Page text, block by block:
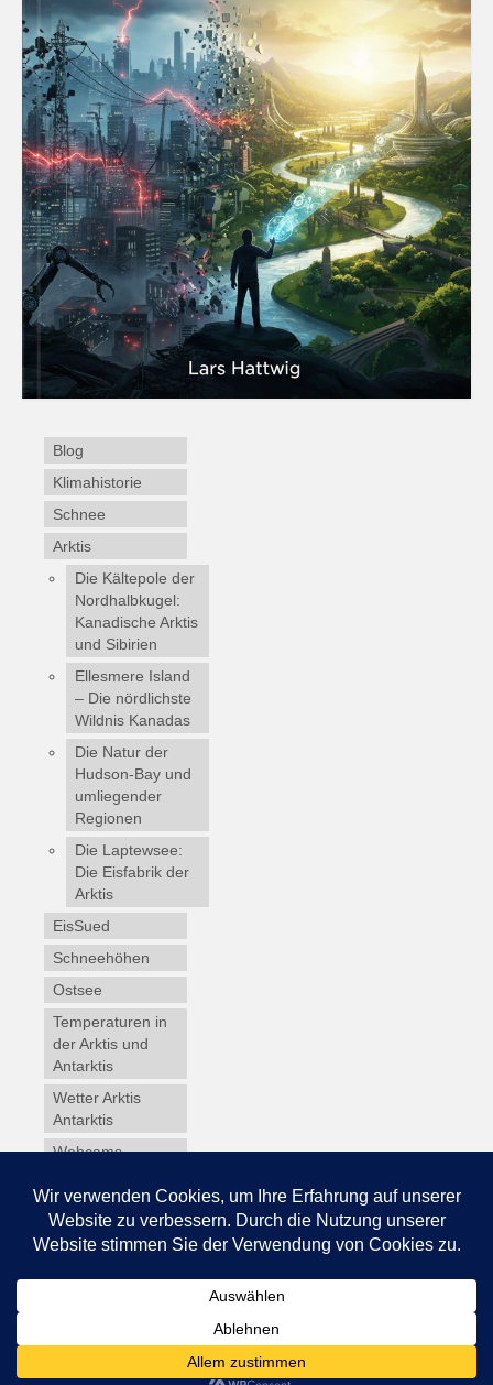
Blog
Klimahistorie
Schnee
Arktis
Die Kältepole der
Nordhalbkugel:
Kanadische Arktis
und Sibirien
Ellesmere Island
– Die nördlichste
Wildnis Kanadas
Die Natur der
Hudson-Bay und
umliegender
Regionen
Die Laptewsee:
Die Eisfabrik der
Arktis
EisSued
Schneehöhen
Ostsee
Temperaturen in
der Arktis und
Antarktis
Wetter Arktis
Antarktis
Webcams
Winterdienst
Glossar
Datenschutz
© 2026 Schneedecke.de - WordPress Theme byKadence WP